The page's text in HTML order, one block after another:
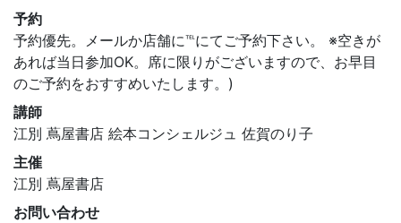
予約
予約優先。メールか店舗に℡にてご予約下さい。 ※空きが
あれば当日参加OK。席に限りがございますので、お早目
のご予約をおすすめいたします。)
講師
江別 蔦屋書店 絵本コンシェルジュ 佐賀のり子
主催
江別 蔦屋書店
お問い合わせ